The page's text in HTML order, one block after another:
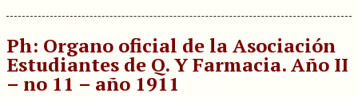
Ph: Organo oficial de la Asociación
Estudiantes de Q. Y Farmacia. Año II
– no 11 – año 1911